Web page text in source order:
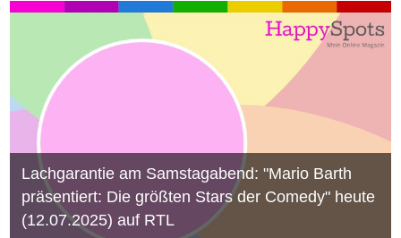
Lachgarantie am Samstagabend: "Mario Barth
präsentiert: Die größten Stars der Comedy" heute
(12.07.2025) auf RTL